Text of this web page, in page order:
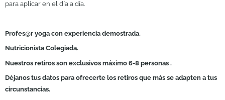
para aplicar en el día a día.
Profes@r yoga con experiencia demostrada.
Nutricionista Colegiada.
Nuestros retiros son exclusivos máximo 6-8 personas .
Déjanos tus datos para ofrecerte los retiros que más se adapten a tus
circunstancias.